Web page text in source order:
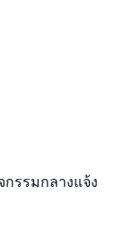
รรมกลางแจ้ง